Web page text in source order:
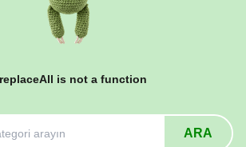
is not a function
ARA